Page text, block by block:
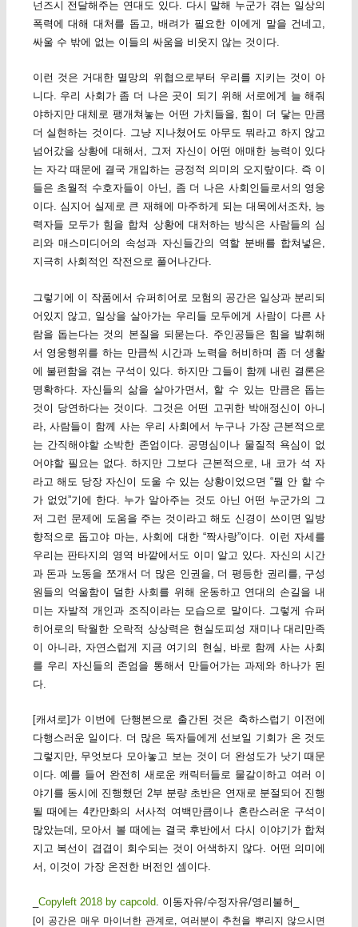
넌즈시 전달해주는 연대도 있다. 다시 말해 누군가 겪는 일상의
폭력에 대해 대처를 돕고, 배려가 필요한 이에게 말을 건네고,
싸울 수 밖에 없는 이들의 싸움을 비웃지 않는 것이다.
이런 것은 거대한 멸망의 위협으로부터 우리를 지키는 것이 아
니다. 우리 사회가 좀 더 나은 곳이 되기 위해 서로에게 늘 해줘
야하지만 대체로 팽개쳐놓는 어떤 가치들을, 힘이 더 닿는 만큼
더 실현하는 것이다. 그냥 지나쳤어도 아무도 뭐라고 하지 않고
넘어갔을 상황에 대해서, 그저 자신이 어떤 애매한 능력이 있다
는 자각 때문에 결국 개입하는 긍정적 의미의 오지랖이다. 즉 이
들은 초월적 수호자들이 아닌, 좀 더 나은 사회인들로서의 영웅
이다. 심지어 실제로 큰 재해에 마주하게 되는 대목에서조차, 능
력자들 모두가 힘을 합쳐 상황에 대처하는 방식은 사람들의 심
리와 매스미디어의 속성과 자신들간의 역할 분배를 합쳐넣은,
지극히 사회적인 작전으로 풀어나간다.
그렇기에 이 작품에서 슈퍼히어로 모험의 공간은 일상과 분리되
어있지 않고, 일상을 살아가는 우리들 모두에게 사람이 다른 사
람을 돕는다는 것의 본질을 되묻는다. 주인공들은 힘을 발휘해
서 영웅행위를 하는 만큼씩 시간과 노력을 허비하며 좀 더 생활
에 불편함을 겪는 구석이 있다. 하지만 그들이 함께 내린 결론은
명확하다. 자신들의 삶을 살아가면서, 할 수 있는 만큼은 돕는
것이 당연하다는 것이다. 그것은 어떤 고귀한 박애정신이 아니
라, 사람들이 함께 사는 우리 사회에서 누구나 가장 근본적으로
는 간직해야할 소박한 존엄이다. 공명심이나 물질적 욕심이 없
어야할 필요는 없다. 하지만 그보다 근본적으로, 내 코가 석 자
라고 해도 당장 자신이 도울 수 있는 상황이었으면 “뭘 안 할 수
가 없었”기에 한다. 누가 알아주는 것도 아닌 어떤 누군가의 그
저 그런 문제에 도움을 주는 것이라고 해도 신경이 쓰이면 일방
향적으로 돕고야 마는, 사회에 대한 “짝사랑”이다. 이런 자세를
우리는 판타지의 영역 바깥에서도 이미 알고 있다. 자신의 시간
과 돈과 노동을 쪼개서 더 많은 인권을, 더 평등한 권리를, 구성
원들의 억울함이 덜한 사회를 위해 운동하고 연대의 손길을 내
미는 자발적 개인과 조직이라는 모습으로 말이다. 그렇게 슈퍼
히어로의 탁월한 오락적 상상력은 현실도피성 재미나 대리만족
이 아니라, 자연스럽게 지금 여기의 현실, 바로 함께 사는 사회
를 우리 자신들의 존엄을 통해서 만들어가는 과제와 하나가 된
다.
[캐셔로]가 이번에 단행본으로 출간된 것은 축하스럽기 이전에
다행스러운 일이다. 더 많은 독자들에게 선보일 기회가 온 것도
그렇지만, 무엇보다 모아놓고 보는 것이 더 완성도가 낫기 때문
이다. 예를 들어 완전히 새로운 캐릭터들로 물갈이하고 여러 이
야기를 동시에 진행했던 2부 분량 초반은 연재로 분절되어 진행
될 때에는 4칸만화의 서사적 여백만큼이나 혼란스러운 구석이
많았는데, 모아서 볼 때에는 결국 후반에서 다시 이야기가 합쳐
지고 복선이 겹겹이 회수되는 것이 어색하지 않다. 어떤 의미에
서, 이것이 가장 온전한 버전인 셈이다.
Copyleft 2018 by capcold . 이동자유/수정자유/영리불허_
[이 공간은 매우 마이너한 관계로, 여러분이 추천을 뿌리지 않으시면